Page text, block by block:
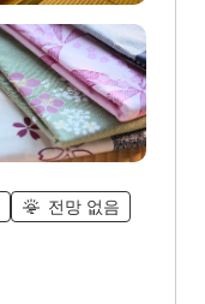
전망 없음